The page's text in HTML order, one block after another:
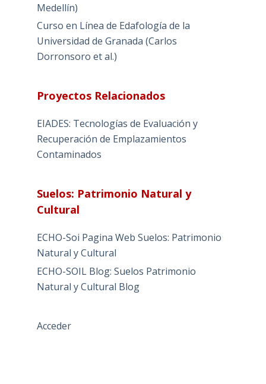
Medellín)
Curso en Línea de Edafología de la
Universidad de Granada (Carlos
Dorronsoro et al.)
Proyectos Relacionados
EIADES: Tecnologías de Evaluación y
Recuperación de Emplazamientos
Contaminados
Suelos: Patrimonio Natural y
Cultural
ECHO-Soi Pagina Web Suelos: Patrimonio
Natural y Cultural
ECHO-SOIL Blog: Suelos Patrimonio
Natural y Cultural Blog
Acceder